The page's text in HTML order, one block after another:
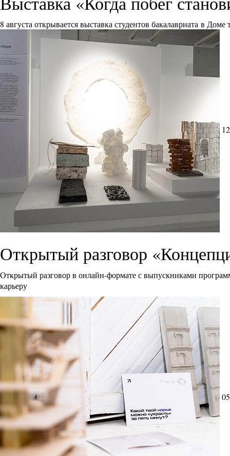
8 августа открывается выставка студентов бакалавриата в
Открытый разговор
Открытый разговор в онлайн-формате с выпускниками
карьеру